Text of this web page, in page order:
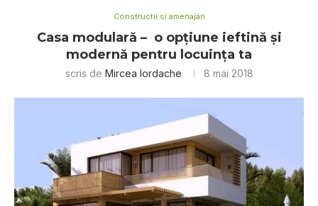
Constructii si amenajari
Casa modulară – o opțiune ieftină și
modernă pentru locuința ta
scris de Mircea Iordache 8 mai 2018